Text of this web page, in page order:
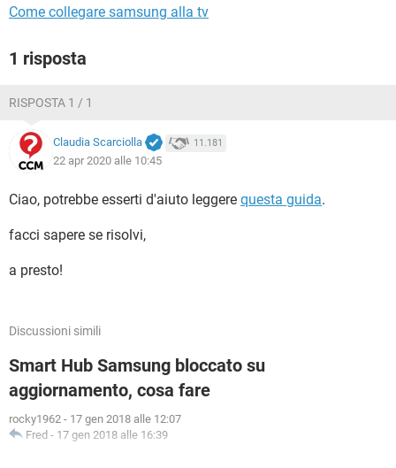
Come collegare samsung alla tv
1 risposta
RISPOSTA 1 / 1
Claudia Scarciolla 11.181
22 apr 2020 alle 10:45
Ciao, potrebbe esserti d'aiuto leggere questa guida.
facci sapere se risolvi,
a presto!
Discussioni simili
Smart Hub Samsung bloccato su
aggiornamento, cosa fare
rocky1962 - 17 gen 2018 alle 12:07
Fred - 17 gen 2018 alle 16:39